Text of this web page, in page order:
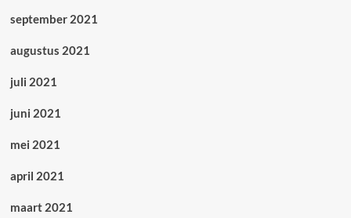
september 2021
augustus 2021
juli 2021
juni 2021
mei 2021
april 2021
maart 2021